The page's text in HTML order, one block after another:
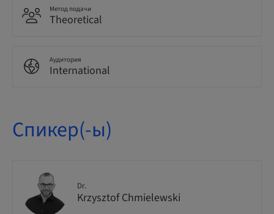
Метод подачи
Theoretical
Аудитория
International
Спикер(-ы)
Dr.
Krzysztof Chmielewski